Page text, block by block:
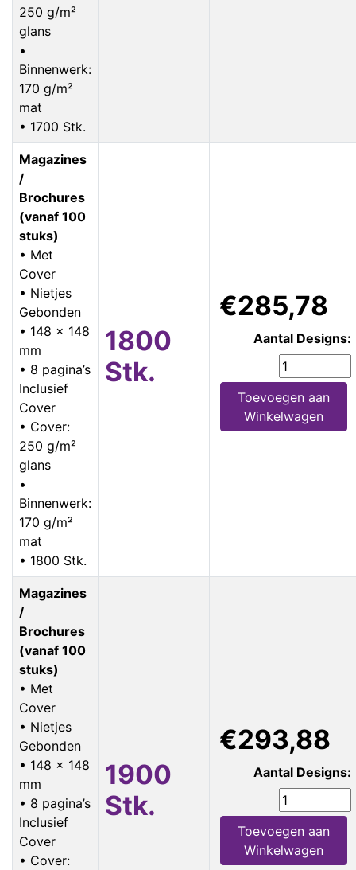
250 g/m²
glans
•
Binnenwerk:
170 g/m²
mat
• 1700 Stk.
Magazines
/
Brochures
(vanaf 100
stuks)
• Met
Cover
• Nietjes
Gebonden
• 148 x 148
mm
• 8 pagina’s
Inclusief
Cover
• Cover:
250 g/m²
glans
•
Binnenwerk:
170 g/m²
mat
• 1800 Stk.
1800
Stk.
€285,78
Aantal Designs:
Toevoegen aan
Winkelwagen
Magazines
/
Brochures
(vanaf 100
stuks)
• Met
Cover
• Nietjes
Gebonden
• 148 x 148
mm
• 8 pagina’s
Inclusief
Cover
• Cover:
1900
Stk.
€293,88
Aantal Designs:
Toevoegen aan
Winkelwagen